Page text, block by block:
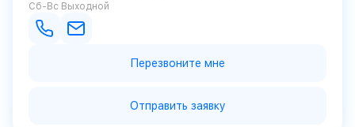
Сб-Вс Выходной
Перезвоните мне
Отправить заявку